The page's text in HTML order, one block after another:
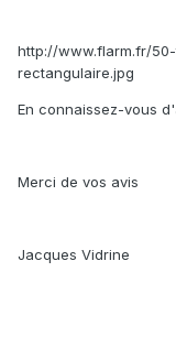
http://www.flarm.fr/
rectangulaire.jpg
En connaissez-vous
Merci de vos avis
Jacques Vidrine